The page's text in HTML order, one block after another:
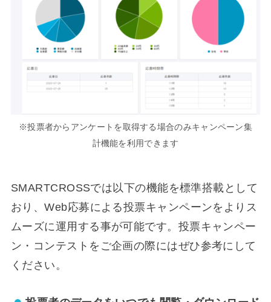
※投票者からアンケートを取得する場合のみキャンペーン集
計機能を利用できます
SMARTCROSSでは以下の機能を標準搭載として
おり、Web応募による投票キャンペーンをよりス
ムーズに運用する事が可能です。投票キャンペー
ン・コンテストをご企画の際にはぜひ参考にして
ください。